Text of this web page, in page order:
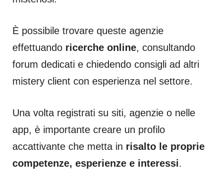
È possibile trovare queste agenzie
effettuando ricerche online, consultando
forum dedicati e chiedendo consigli ad altri
mistery client con esperienza nel settore.
Una volta registrati su siti, agenzie o nelle
app, è importante creare un profilo
accattivante che metta in risalto le proprie
competenze, esperienze e interessi.